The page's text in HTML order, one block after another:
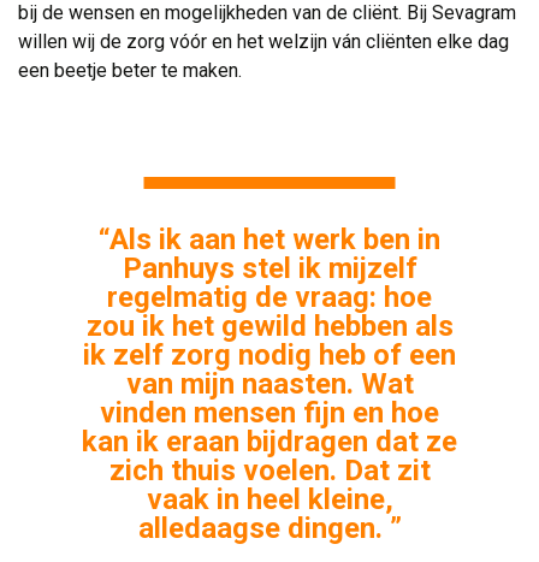
bij de wensen en mogelijkheden van de cliënt. Bij Sevagram
willen wij de zorg vóór en het welzijn ván cliënten elke dag
een beetje beter te maken.
“Als ik aan het werk ben in
Panhuys stel ik mijzelf
regelmatig de vraag: hoe
zou ik het gewild hebben als
ik zelf zorg nodig heb of een
van mijn naasten. Wat
vinden mensen fijn en hoe
kan ik eraan bijdragen dat ze
zich thuis voelen. Dat zit
vaak in heel kleine,
alledaagse dingen. ”